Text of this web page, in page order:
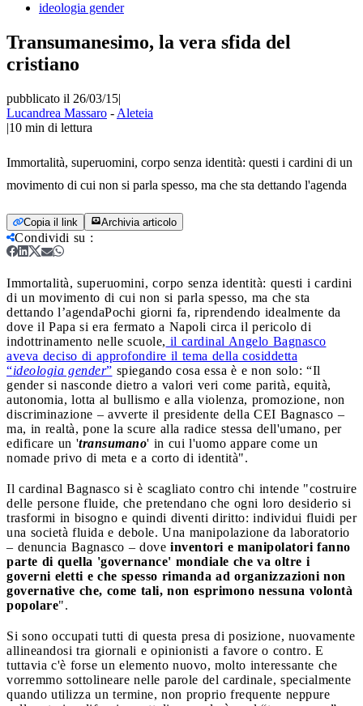
ideologia gender
Transumanesimo, la vera sfida del
cristiano
pubblicato il 26/03/15|
Lucandrea Massaro - Aleteia
|10 min di lettura
Immortalità, superuomini, corpo senza identità: questi i cardini di un
movimento di cui non si parla spesso, ma che sta dettando l'agenda
Copia il link Archivia articolo
Condividi su :
Immortalità, superuomini, corpo senza identità: questi i cardini
di un movimento di cui non si parla spesso, ma che sta
dettando l’agendaPochi giorni fa, riprendendo idealmente da
dove il Papa si era fermato a Napoli circa il pericolo di
indottrinamento nelle scuole, il cardinal Angelo Bagnasco
aveva deciso di approfondire il tema della cosiddetta
“ideologia gender” spiegando cosa essa è e non solo: “Il
gender si nasconde dietro a valori veri come parità, equità,
autonomia, lotta al bullismo e alla violenza, promozione, non
discriminazione – avverte il presidente della CEI Bagnasco –
ma, in realtà, pone la scure alla radice stessa dell'umano, per
edificare un 'transumano' in cui l'uomo appare come un
nomade privo di meta e a corto di identità".
Il cardinal Bagnasco si è scagliato contro chi intende "costruire
delle persone fluide, che pretendano che ogni loro desiderio si
trasformi in bisogno e quindi diventi diritto: individui fluidi per
una società fluida e debole. Una manipolazione da laboratorio
– denuncia Bagnasco – dove inventori e manipolatori fanno
parte di quella 'governance' mondiale che va oltre i
governi eletti e che spesso rimanda ad organizzazioni non
governative che, come tali, non esprimono nessuna volontà
popolare".
Si sono occupati tutti di questa presa di posizione, nuovamente
allineandosi tra giornali e opinionisti a favore o contro. E
tuttavia c'è forse un elemento nuovo, molto interessante che
vorremmo sottolineare nelle parole del cardinale, specialmente
quando utilizza un termine, non proprio frequente neppure